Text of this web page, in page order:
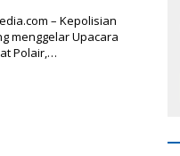
– Kepolisian
menggelar Upacara
Polair,…